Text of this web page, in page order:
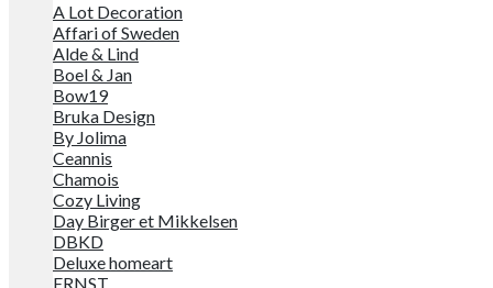
A Lot Decoration
Affari of Sweden
Alde & Lind
Boel & Jan
Bow19
Bruka Design
By Jolima
Ceannis
Chamois
Cozy Living
Day Birger et Mikkelsen
DBKD
Deluxe homeart
ERNST